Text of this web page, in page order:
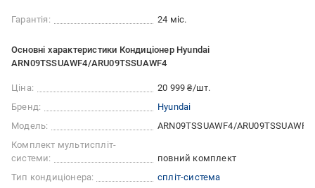
Гарантія: 24 міс.
Основні характеристики Кондиціонер Hyundai
ARN09TSSUAWF4/ARU09TSSUAWF4
Ціна:
20 999 ₴/шт.
Бренд:
Hyundai
Модель:
ARN09TSSUAWF4/ARU09TSSUAWF4
Комплект мультиспліт-
системи:
повний комплект
Тип кондиціонера:
спліт-система